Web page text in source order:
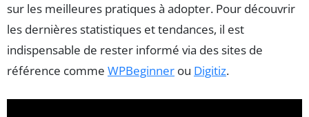
sur les meilleures pratiques à adopter. Pour découvrir
les dernières statistiques et tendances, il est
indispensable de rester informé via des sites de
référence comme WPBeginner ou Digitiz.